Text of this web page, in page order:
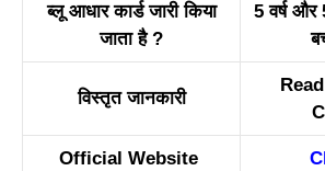
ब्लू आधार कार्ड जारी किया
जाता है ?
5 वर्ष
विस्तृत जानकारी
Official Website